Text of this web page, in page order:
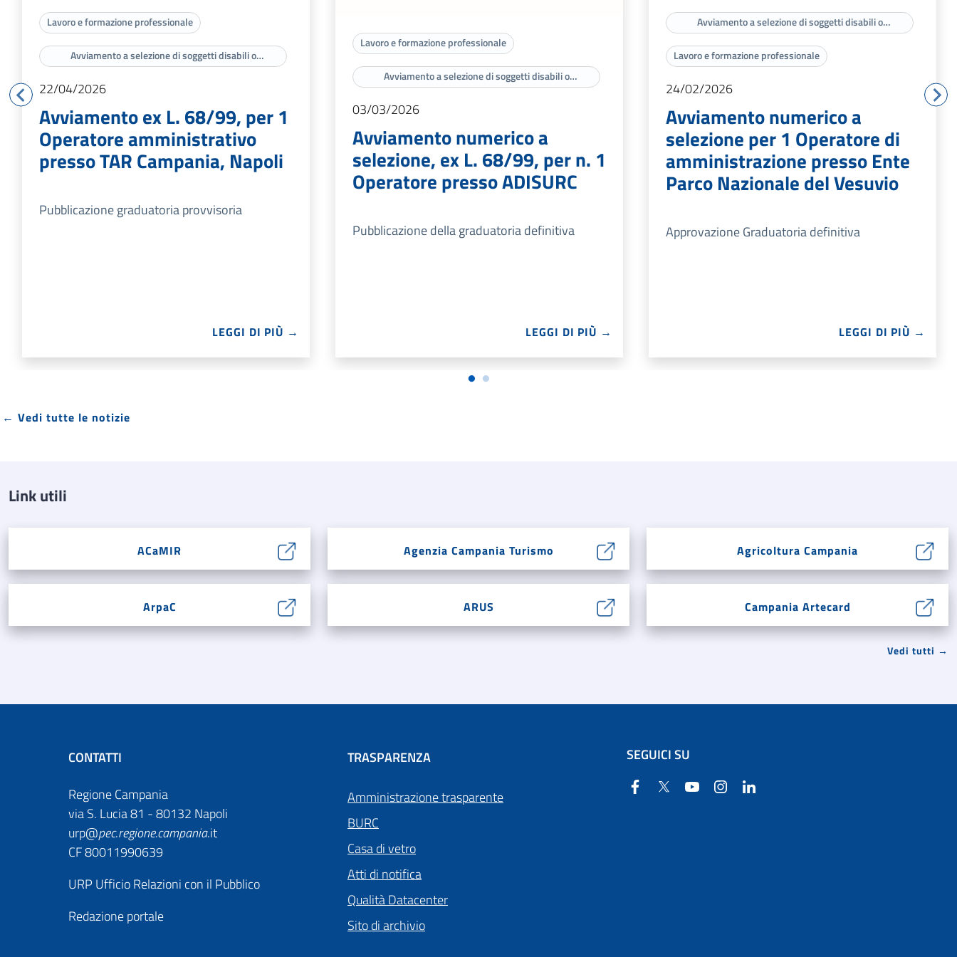
Lavoro e formazione professionale
Avviamento a selezione di soggetti disabili o
appartenenti a categorie protette di cui agli artt. 3 e 18
22/04/2026
Avviamento ex L. 68/99, per 1
Operatore amministrativo
presso TAR Campania, Napoli
Pubblicazione graduatoria provvisoria
LEGGI DI PIÙ →
Lavoro e formazione professionale
Avviamento a selezione di soggetti disabili o
appartenenti a categorie protette di cui agli artt. 3 e 18
03/03/2026
Avviamento numerico a
selezione, ex L. 68/99, per n. 1
Operatore presso ADISURC
Pubblicazione della graduatoria definitiva
LEGGI DI PIÙ →
Avviamento a selezione di soggetti disabili o
appartenenti a categorie protette di cui agli artt. 3 e 18
della legge n. 68/99
Lavoro e formazione professionale
24/02/2026
Avviamento numerico a
selezione per 1 Operatore di
amministrazione presso Ente
Parco Nazionale del Vesuvio
Approvazione Graduatoria definitiva
LEGGI DI PIÙ →
← Vedi tutte le notizie
Link utili
ACaMIR Agenzia Campania Turismo Agricoltura Campania
ArpaC ARUS Campania Artecard
Vedi tutti →
CONTATTI
Regione Campania
via S. Lucia 81 - 80132 Napoli
urp@pec.regione.campania.it
CF 80011990639
URP Ufficio Relazioni con il Pubblico
Redazione portale
TRASPARENZA
Amministrazione trasparente
BURC
Casa di vetro
Atti di notifica
Qualità Datacenter
Sito di archivio
SEGUICI SU
Facebook
Twitter YouTube Instagram